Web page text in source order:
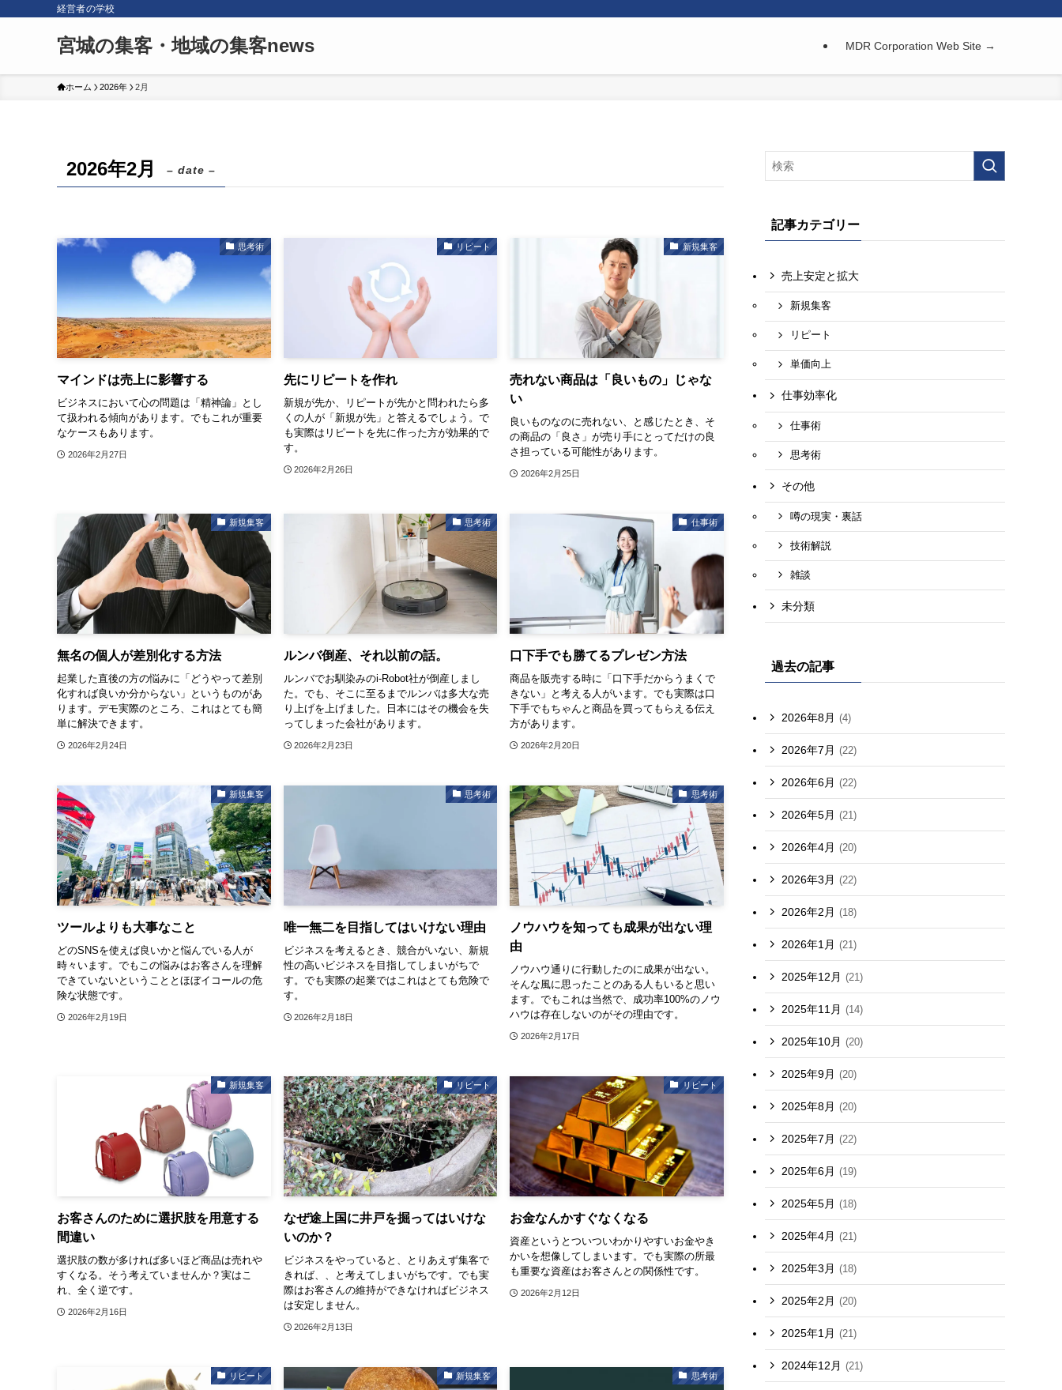
経営者の学校
宮城の集客・地域の集客news MDR Corporation Web Site →
ホーム 2026年 2月
2026年2月 – date –
思考術
マインドは売上に影響する
ビジネスにおいて心の問題は「精神論」とし
て扱われる傾向があります。でもこれが重要
なケースもあります。
2026年2月27日
リピート
先にリピートを作れ
新規が先か、リピートが先かと問われたら多
くの人が「新規が先」と答えるでしょう。で
も実際はリピートを先に作った方が効果的で
す。
2026年2月26日
新規集客
売れない商品は「良いもの」じゃな
い
良いものなのに売れない、と感じたとき、そ
の商品の「良さ」が売り手にとってだけの良
さ担っている可能性があります。
2026年2月25日
新規集客
無名の個人が差別化する方法
起業した直後の方の悩みに「どうやって差別
化すれば良いか分からない」というものがあ
ります。デモ実際のところ、これはとても簡
単に解決できます。
2026年2月24日
思考術
ルンバ倒産、それ以前の話。
ルンバでお馴染みのi-Robot社が倒産しまし
た。でも、そこに至るまでルンバは多大な売
り上げを上げました。日本にはその機会を失
ってしまった会社があります。
2026年2月23日
仕事術
口下手でも勝てるプレゼン方法
商品を販売する時に「口下手だからうまくで
きない」と考える人がいます。でも実際は口
下手でもちゃんと商品を買ってもらえる伝え
方があります。
2026年2月20日
新規集客
ツールよりも大事なこと
どのSNSを使えば良いかと悩んでいる人が
時々います。でもこの悩みはお客さんを理解
できていないということとほぼイコールの危
険な状態です。
2026年2月19日
思考術
唯一無二を目指してはいけない理由
ビジネスを考えるとき、競合がいない、新規
性の高いビジネスを目指してしまいがちで
す。でも実際の起業ではこれはとても危険で
す。
2026年2月18日
思考術
ノウハウを知っても成果が出ない理
由
ノウハウ通りに行動したのに成果が出ない。
そんな風に思ったことのある人もいると思い
ます。でもこれは当然で、成功率100%のノウ
ハウは存在しないのがその理由です。
2026年2月17日
新規集客
お客さんのために選択肢を用意する
間違い
選択肢の数が多ければ多いほど商品は売れや
すくなる。そう考えていませんか？実はこ
れ、全く逆です。
2026年2月16日
リピート
なぜ途上国に井戸を掘ってはいけな
いのか？
ビジネスをやっていると、とりあえず集客で
きれば、、と考えてしまいがちです。でも実
際はお客さんの維持ができなければビジネス
は安定しません。
2026年2月13日
リピート
お金なんかすぐなくなる
資産というとついついわかりやすいお金やき
かいを想像してしまいます。でも実際の所最
も重要な資産はお客さんとの関係性です。
2026年2月12日
リピート 新規集客 思考術
記事カテゴリー
売上安定と拡大
新規集客
リピート
単価向上
仕事効率化
仕事術
思考術
その他
噂の現実・裏話
技術解説
雑談
未分類
過去の記事
2026年8月 (4)
2026年7月 (22)
2026年6月 (22)
2026年5月 (21)
2026年4月 (20)
2026年3月 (22)
2026年2月 (18)
2026年1月 (21)
2025年12月 (21)
2025年11月 (14)
2025年10月 (20)
2025年9月 (20)
2025年8月 (20)
2025年7月 (22)
2025年6月 (19)
2025年5月 (18)
2025年4月 (21)
2025年3月 (18)
2025年2月 (20)
2025年1月 (21)
2024年12月 (21)